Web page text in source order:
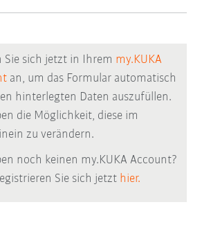
Sie sich jetzt in Ihrem my.KUKA
an, um das Formular automatisch
hinterlegten Daten auszufüllen.
die Möglichkeit, diese im
zu verändern.
noch keinen my.KUKA Account?
Sie sich jetzt hier.